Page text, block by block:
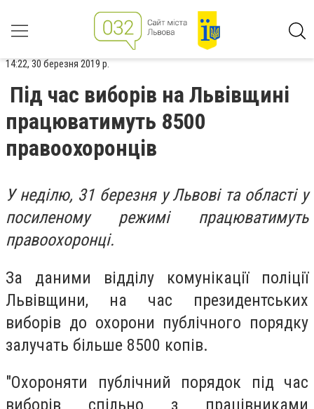
14:22, 30 березня 2019 р.
Під час виборів на Львівщині
працюватимуть 8500
правоохоронців
У неділю, 31 березня у Львові та області у
посиленому режимі працюватимуть
правоохоронці.
За даними відділу комунікації поліції
Львівщини, на час президентських
виборів до охорони публічного порядку
залучать більше 8500 копів.
"Охороняти публічний порядок під час
виборів спільно з працівниками